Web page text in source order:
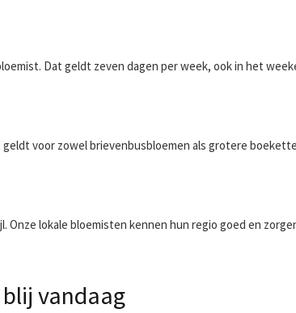
Dat geldt zeven dagen per week, ook in het
voor zowel brievenbusbloemen als grotere
lokale bloemisten kennen hun regio goed en
vandaag